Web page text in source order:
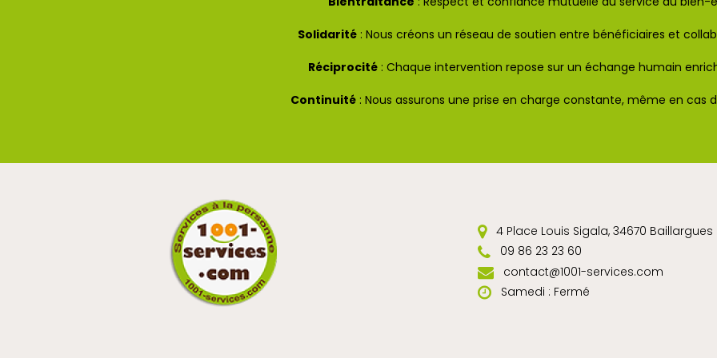
Solidarité: Nous créons un réseau de soutien entre bénéficiaires et
Réciprocité : Chaque intervention repose sur un échange humain
Continuité: Nous assurons une prise en charge constante, même en cas
4 Place Louis Sigala, 34670 Baillargues
09 86 23 23 60
contact@1001-services.com
Samedi : Fermé